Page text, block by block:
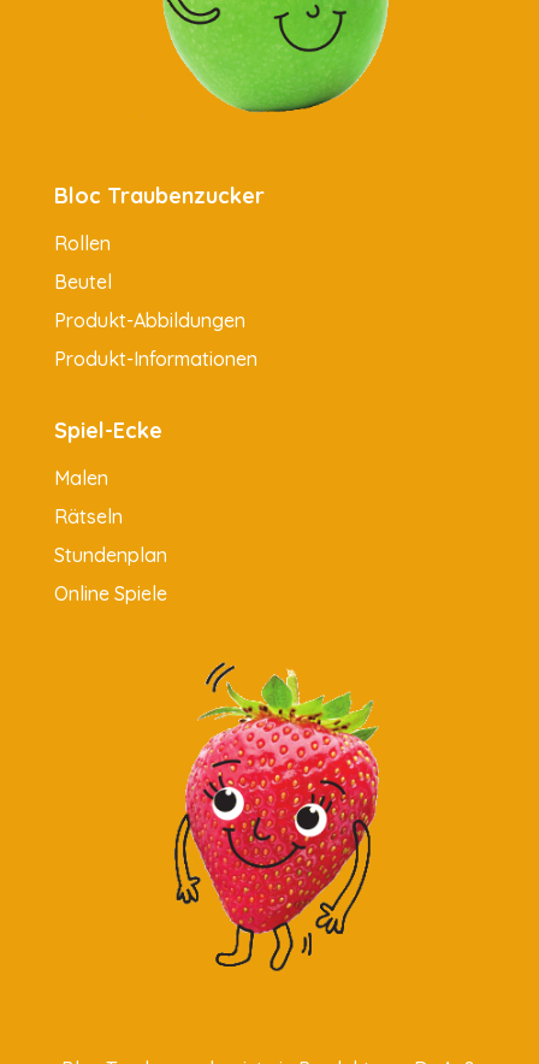
Bloc Traubenzucker
Rollen
Beutel
Produkt-Abbildungen
Produkt-Informationen
Spiel-Ecke
Malen
Rätseln
Stundenplan
Online Spiele